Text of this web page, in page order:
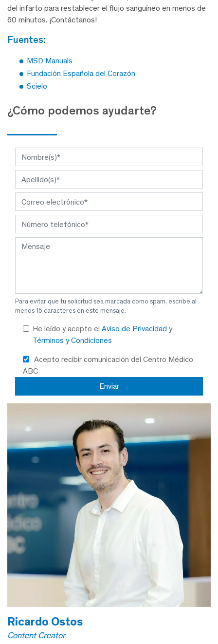
del infarto para restablecer el flujo sanguíneo en menos de
60 minutos. ¡Contáctanos!
fuentes:
MSD Manuals
Fundación Española del Corazón
Scielo
¿Cómo podemos ayudarte?
Para evitar que tu solicitud sea marcada como spam, escribe al
menos 15 caracteres en este mensaje.
He leído y acepto el Aviso de Privacidad y
Términos y Condiciones
Acepto recibir comunicación del Centro Médico
ABC
Ricardo Ostos
Content Creator